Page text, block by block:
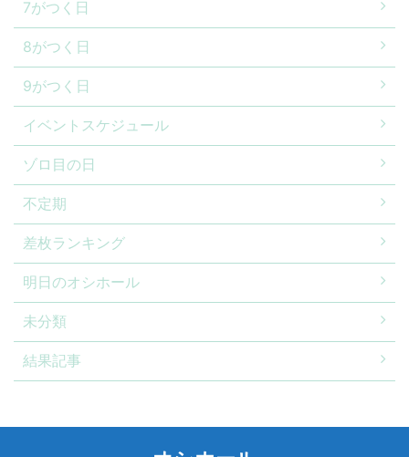
7がつく日
8がつく日
9がつく日
イベントスケジュール
ゾロ目の日
不定期
差枚ランキング
明日のオシホール
未分類
結果記事